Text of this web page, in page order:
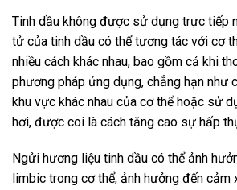
Tinh dầu không được sử dụng trực tiếp
tử của tinh dầu có thể tương tác với cơ
nhiều cách khác nhau, bao gồm cả khi
phương pháp ứng dụng, chẳng hạn như
khu vực khác nhau của cơ thể hoặc sử
hơi, được coi là cách tăng cao sự hấp
Ngửi hương liệu tinh dầu có thể ảnh
limbic trong cơ thể, ảnh hưởng đến cảm